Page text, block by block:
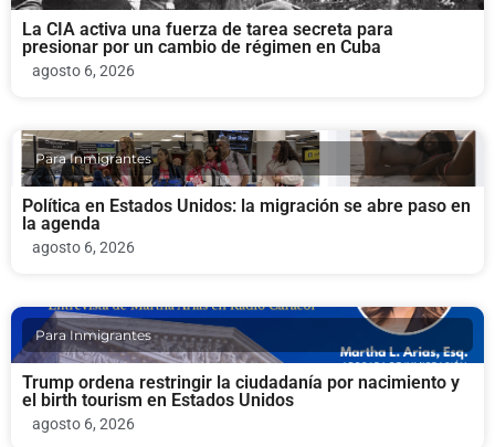
La CIA activa una fuerza de tarea secreta para
presionar por un cambio de régimen en Cuba
agosto 6, 2026
Para Inmigrantes
Política en Estados Unidos: la migración se abre paso en
la agenda
agosto 6, 2026
Para Inmigrantes
Trump ordena restringir la ciudadanía por nacimiento y
el birth tourism en Estados Unidos
agosto 6, 2026